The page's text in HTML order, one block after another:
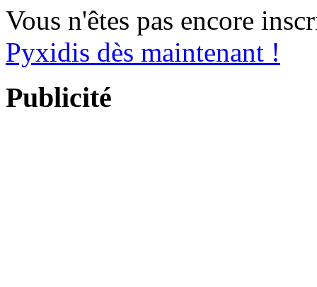
Vous n'êtes pas encore
Pyxidis dès maintenant !
Publicité